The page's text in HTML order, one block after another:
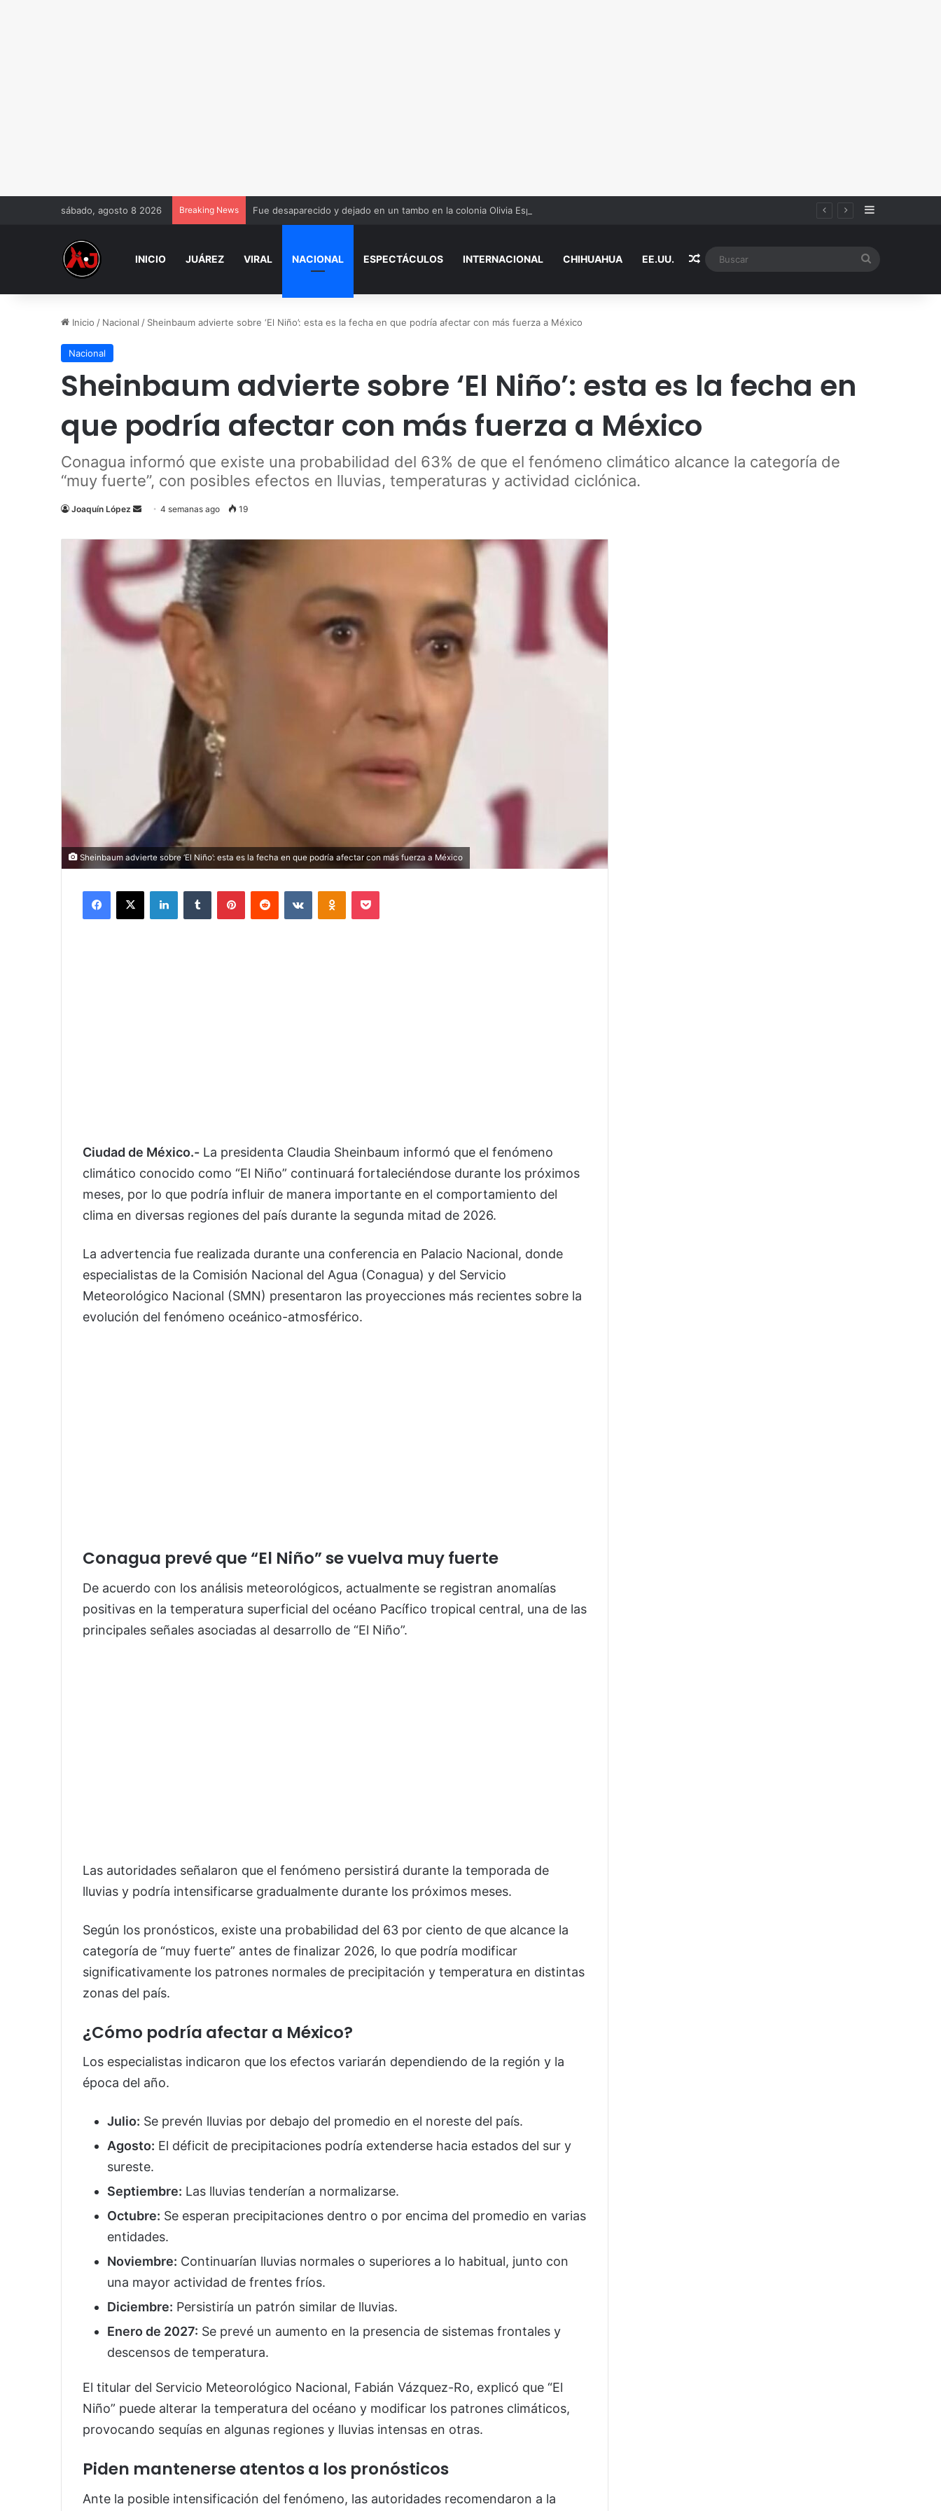
sábado, agosto 8 2026 Breaking News Fue desaparecido y dejado en un tambo en la colonia Olivia Espinoza Sidebar
INICIO JUÁREZ VIRAL NACIONAL ESPECTÁCULOS INTERNACIONAL CHIHUAHUA EE.UU. Random Article
Inicio / Nacional / Sheinbaum advierte sobre ‘El Niño’: esta es la fecha en que podría afectar con más fuerza a México
Nacional
Sheinbaum advierte sobre ‘El Niño’: esta es la fecha en
que podría afectar con más fuerza a México
Conagua informó que existe una probabilidad del 63% de que el fenómeno climático alcance la categoría de
“muy fuerte”, con posibles efectos en lluvias, temperaturas y actividad ciclónica.
Joaquín López
Send
email
4 semanas ago 19
Sheinbaum advierte sobre ‘El Niño’: esta es la fecha en que podría afectar con más fuerza a México
Facebook
X LinkedInTumblr PinterestReddit VKontakteOdnoklassniki
Pocket
Ciudad de México.- La presidenta Claudia Sheinbaum informó que el fenómeno
climático conocido como “El Niño” continuará fortaleciéndose durante los próximos
meses, por lo que podría influir de manera importante en el comportamiento del
clima en diversas regiones del país durante la segunda mitad de 2026.
La advertencia fue realizada durante una conferencia en Palacio Nacional, donde
especialistas de la Comisión Nacional del Agua (Conagua) y del Servicio
Meteorológico Nacional (SMN) presentaron las proyecciones más recientes sobre la
evolución del fenómeno oceánico-atmosférico.
Conagua prevé que “El Niño” se vuelva muy fuerte
De acuerdo con los análisis meteorológicos, actualmente se registran anomalías
positivas en la temperatura superficial del océano Pacífico tropical central, una de las
principales señales asociadas al desarrollo de “El Niño”.
Las autoridades señalaron que el fenómeno persistirá durante la temporada de
lluvias y podría intensificarse gradualmente durante los próximos meses.
Según los pronósticos, existe una probabilidad del 63 por ciento de que alcance la
categoría de “muy fuerte” antes de finalizar 2026, lo que podría modificar
significativamente los patrones normales de precipitación y temperatura en distintas
zonas del país.
¿Cómo podría afectar a México?
Los especialistas indicaron que los efectos variarán dependiendo de la región y la
época del año.
Julio: Se prevén lluvias por debajo del promedio en el noreste del país.
Agosto: El déficit de precipitaciones podría extenderse hacia estados del sur y
sureste.
Septiembre: Las lluvias tenderían a normalizarse.
Octubre: Se esperan precipitaciones dentro o por encima del promedio en varias
entidades.
Noviembre: Continuarían lluvias normales o superiores a lo habitual, junto con
una mayor actividad de frentes fríos.
Diciembre: Persistiría un patrón similar de lluvias.
Enero de 2027: Se prevé un aumento en la presencia de sistemas frontales y
descensos de temperatura.
El titular del Servicio Meteorológico Nacional, Fabián Vázquez-Ro, explicó que “El
Niño” puede alterar la temperatura del océano y modificar los patrones climáticos,
provocando sequías en algunas regiones y lluvias intensas en otras.
Piden mantenerse atentos a los pronósticos
Ante la posible intensificación del fenómeno, las autoridades recomendaron a la